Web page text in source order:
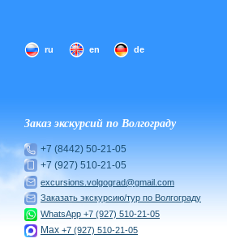
ru en de
Заказ экскурсий по Волгограду
+7 (8442) 50-21-05
+7 (927) 510-21-05
excursions.volgograd@gmail.com
Заказать экскурсию/тур по Волгограду
WhatsApp +7 (927) 510-21-05
Max +7 (927) 510-21-05